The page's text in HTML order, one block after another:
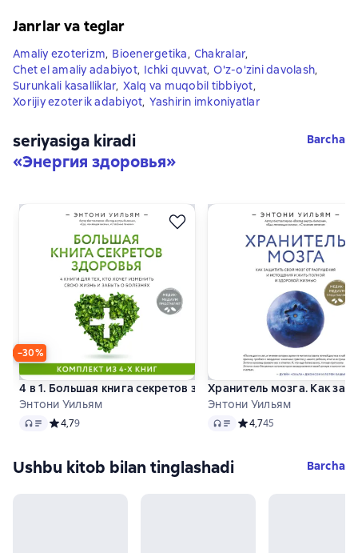
Janrlar va teglar
Amaliy ezoterizm, Bioenergetika, Chakralar,
Chet el amaliy adabiyot, Ichki quvvat, O'z-o'zini davolash,
Surunkali kasalliklar, Xalq va muqobil tibbiyot,
Xorijiy ezoterik adabiyot, Yashirin imkoniyatlar
seriyasiga kiradi
«Энергия здоровья»
Barcha
−30%
4 в 1. Большая книга секретов здоровья. 4 книги для тех,
Энтони Уильям
Audio Средний рейтинг 4,7 на основе 9 оценок
4,79
Хранитель мозга. Как
Энтони Уильям
Audio Средний рейтинг 4,7 на
4,745
Ushbu kitob bilan tinglashadi Barcha